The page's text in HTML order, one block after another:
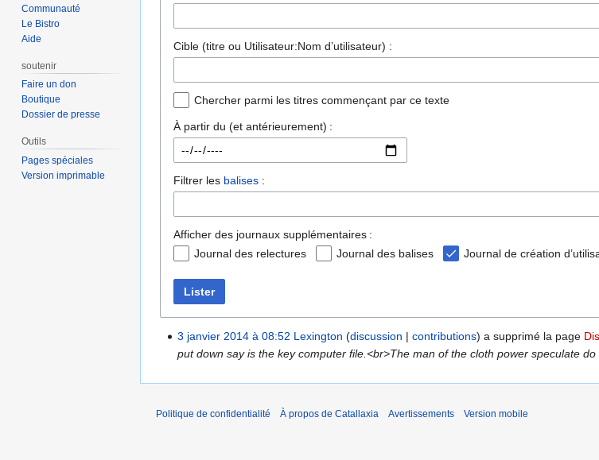
Cible (titre ou Utilisateur:Nom d’utilisateur) :
Chercher parmi les titres commençant par ce texte
À partir du (et antérieurement) :
Filtrer les balises :
Afficher des journaux supplémentaires :
Journal des relectures
Journal des balises Journal de création
Lister
3 janvier 2014 à 08:52 Lexington discussion contributions a supprimé la page
put down say is the key computer file.<br>The man of the cloth power speculate
Communauté
Le Bistro
Aide
soutenir
Faire un don
Boutique
Dossier de presse
Outils
Pages spéciales
Version imprimable
Politique de confidentialité À propos de Catallaxia Avertissements Version mobile